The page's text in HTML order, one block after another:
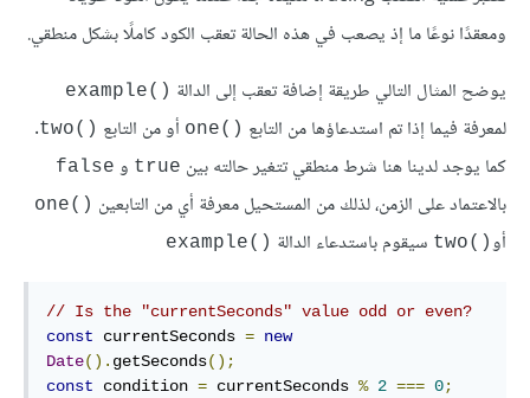
ومعقدًا نوعًا ما إذ يصعب في هذه الحالة تعقب الكود كاملًا بشكل منطقي.
يوضح المثال التالي طريقة إضافة تعقب إلى الدالة ()example
لمعرفة فيما إذا تم استدعاؤها من التابع ()one أو من التابع ()two
.
كما يوجد لدينا هنا شرط منطقي تتغير حالته بين true و false
بالاعتماد على الزمن، لذلك من المستحيل معرفة أي من التابعين ()one
أو()two سيقوم باستدعاء الدالة ()example
// Is the "currentSeconds" value odd or even?
const currentSeconds = new
Date(). getSeconds();
const condition = currentSeconds % 2 === 0;